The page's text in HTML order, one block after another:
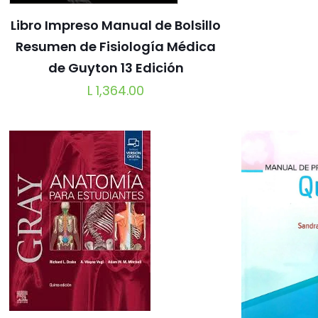
Libro Impreso Manual de Bolsillo
Resumen de Fisiología Médica
de Guyton 13 Edición
L 1,364.00